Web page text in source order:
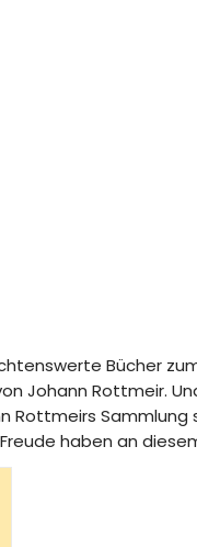
Bücher
Johann Rottmeir.
Sammlung
haben an